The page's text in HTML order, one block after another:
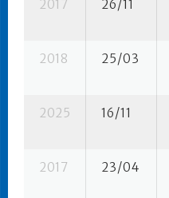
2017 26/11
2018 25/03
2025 16/11
2017 23/04